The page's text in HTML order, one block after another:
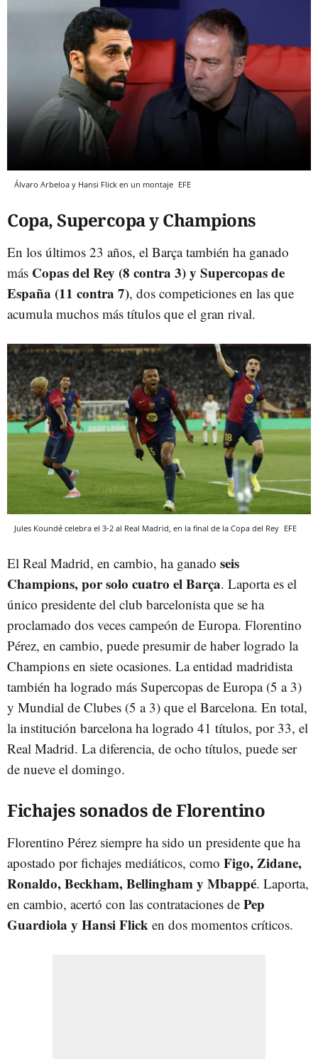
Álvaro Arbeloa y Hansi Flick en un montaje EFE
Copa, Supercopa y Champions
En los últimos 23 años, el Barça también ha ganado
más Copas del Rey (8 contra 3) y Supercopas de
España (11 contra 7), dos competiciones en las que
acumula muchos más títulos que el gran rival.
Jules Koundé celebra el 3-2 al Real Madrid, en la final de la Copa del Rey EFE
El Real Madrid, en cambio, ha ganado seis
Champions, por solo cuatro el Barça. Laporta es el
único presidente del club barcelonista que se ha
proclamado dos veces campeón de Europa. Florentino
Pérez, en cambio, puede presumir de haber logrado la
Champions en siete ocasiones. La entidad madridista
también ha logrado más Supercopas de Europa (5 a 3)
y Mundial de Clubes (5 a 3) que el Barcelona. En total,
la institución barcelona ha logrado 41 títulos, por 33, el
Real Madrid. La diferencia, de ocho títulos, puede ser
de nueve el domingo.
Fichajes sonados de Florentino
Florentino Pérez siempre ha sido un presidente que ha
apostado por fichajes mediáticos, como Figo, Zidane,
Ronaldo, Beckham, Bellingham y Mbappé. Laporta,
en cambio, acertó con las contrataciones de Pep
Guardiola y Hansi Flick en dos momentos críticos.